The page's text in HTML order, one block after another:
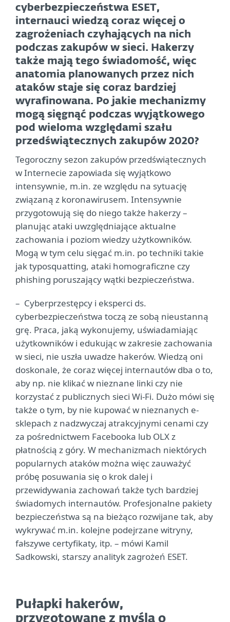
cyberbezpieczeństwa ESET,
internauci wiedzą coraz więcej o
zagrożeniach czyhających na nich
podczas zakupów w sieci. Hakerzy
także mają tego świadomość, więc
anatomia planowanych przez nich
ataków staje się coraz bardziej
wyrafinowana. Po jakie mechanizmy
mogą sięgnąć podczas wyjątkowego
pod wieloma względami szału
przedświątecznych zakupów 2020?
Tegoroczny sezon zakupów przedświątecznych
w Internecie zapowiada się wyjątkowo
intensywnie, m.in. ze względu na sytuację
związaną z koronawirusem. Intensywnie
przygotowują się do niego także hakerzy –
planując ataki uwzględniające aktualne
zachowania i poziom wiedzy użytkowników.
Mogą w tym celu sięgać m.in. po techniki takie
jak typosquatting, ataki homograficzne czy
phishing poruszający wątki bezpieczeństwa.
– Cyberprzestępcy i eksperci ds.
cyberbezpieczeństwa toczą ze sobą nieustanną
grę. Praca, jaką wykonujemy, uświadamiając
użytkowników i edukując w zakresie zachowania
w sieci, nie uszła uwadze hakerów. Wiedzą oni
doskonale, że coraz więcej internautów dba o to,
aby np. nie klikać w nieznane linki czy nie
korzystać z publicznych sieci Wi-Fi. Dużo mówi się
także o tym, by nie kupować w nieznanych e-
sklepach z nadzwyczaj atrakcyjnymi cenami czy
za pośrednictwem Facebooka lub OLX z
płatnością z góry. W mechanizmach niektórych
popularnych ataków można więc zauważyć
próbę posuwania się o krok dalej i
przewidywania zachowań także tych bardziej
świadomych internautów. Profesjonalne pakiety
bezpieczeństwa są na bieżąco rozwijane tak, aby
wykrywać m.in. kolejne podejrzane witryny,
fałszywe certyfikaty, itp. – mówi Kamil
Sadkowski, starszy analityk zagrożeń ESET.
Pułapki hakerów,
przygotowane z myślą o